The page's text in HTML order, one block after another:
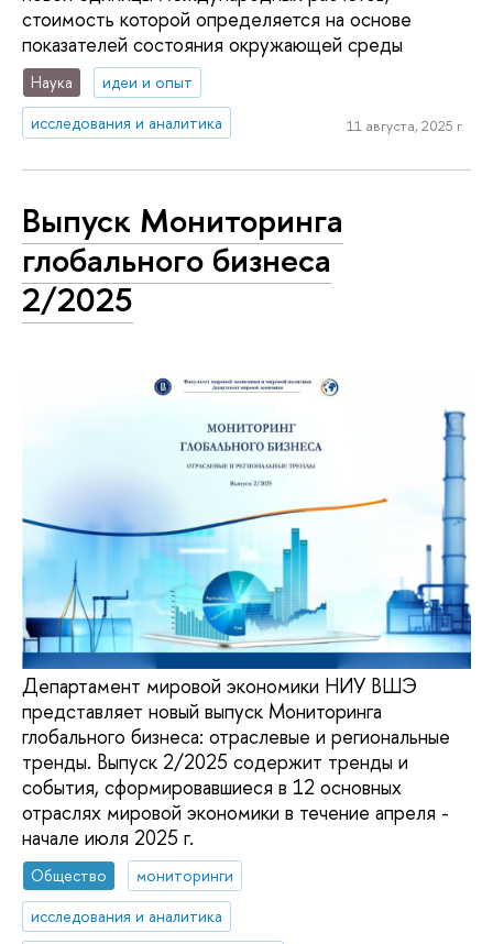
стоимость которой определяется на основе
показателей состояния окружающей среды
Наука
идеи и опыт
исследования и аналитика
11 августа, 2025 г.
Выпуск Мониторинга
глобального бизнеса
2/2025
Департамент мировой экономики НИУ ВШЭ
представляет новый выпуск Мониторинга
глобального бизнеса: отраслевые и региональные
тренды. Выпуск 2/2025 содержит тренды и
события, сформировавшиеся в 12 основных
отраслях мировой экономики в течение апреля -
начале июля 2025 г.
Общество
мониторинги
исследования и аналитика